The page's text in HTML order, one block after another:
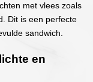
met vlees zoals
Dit is een perfecte
sandwich.
en